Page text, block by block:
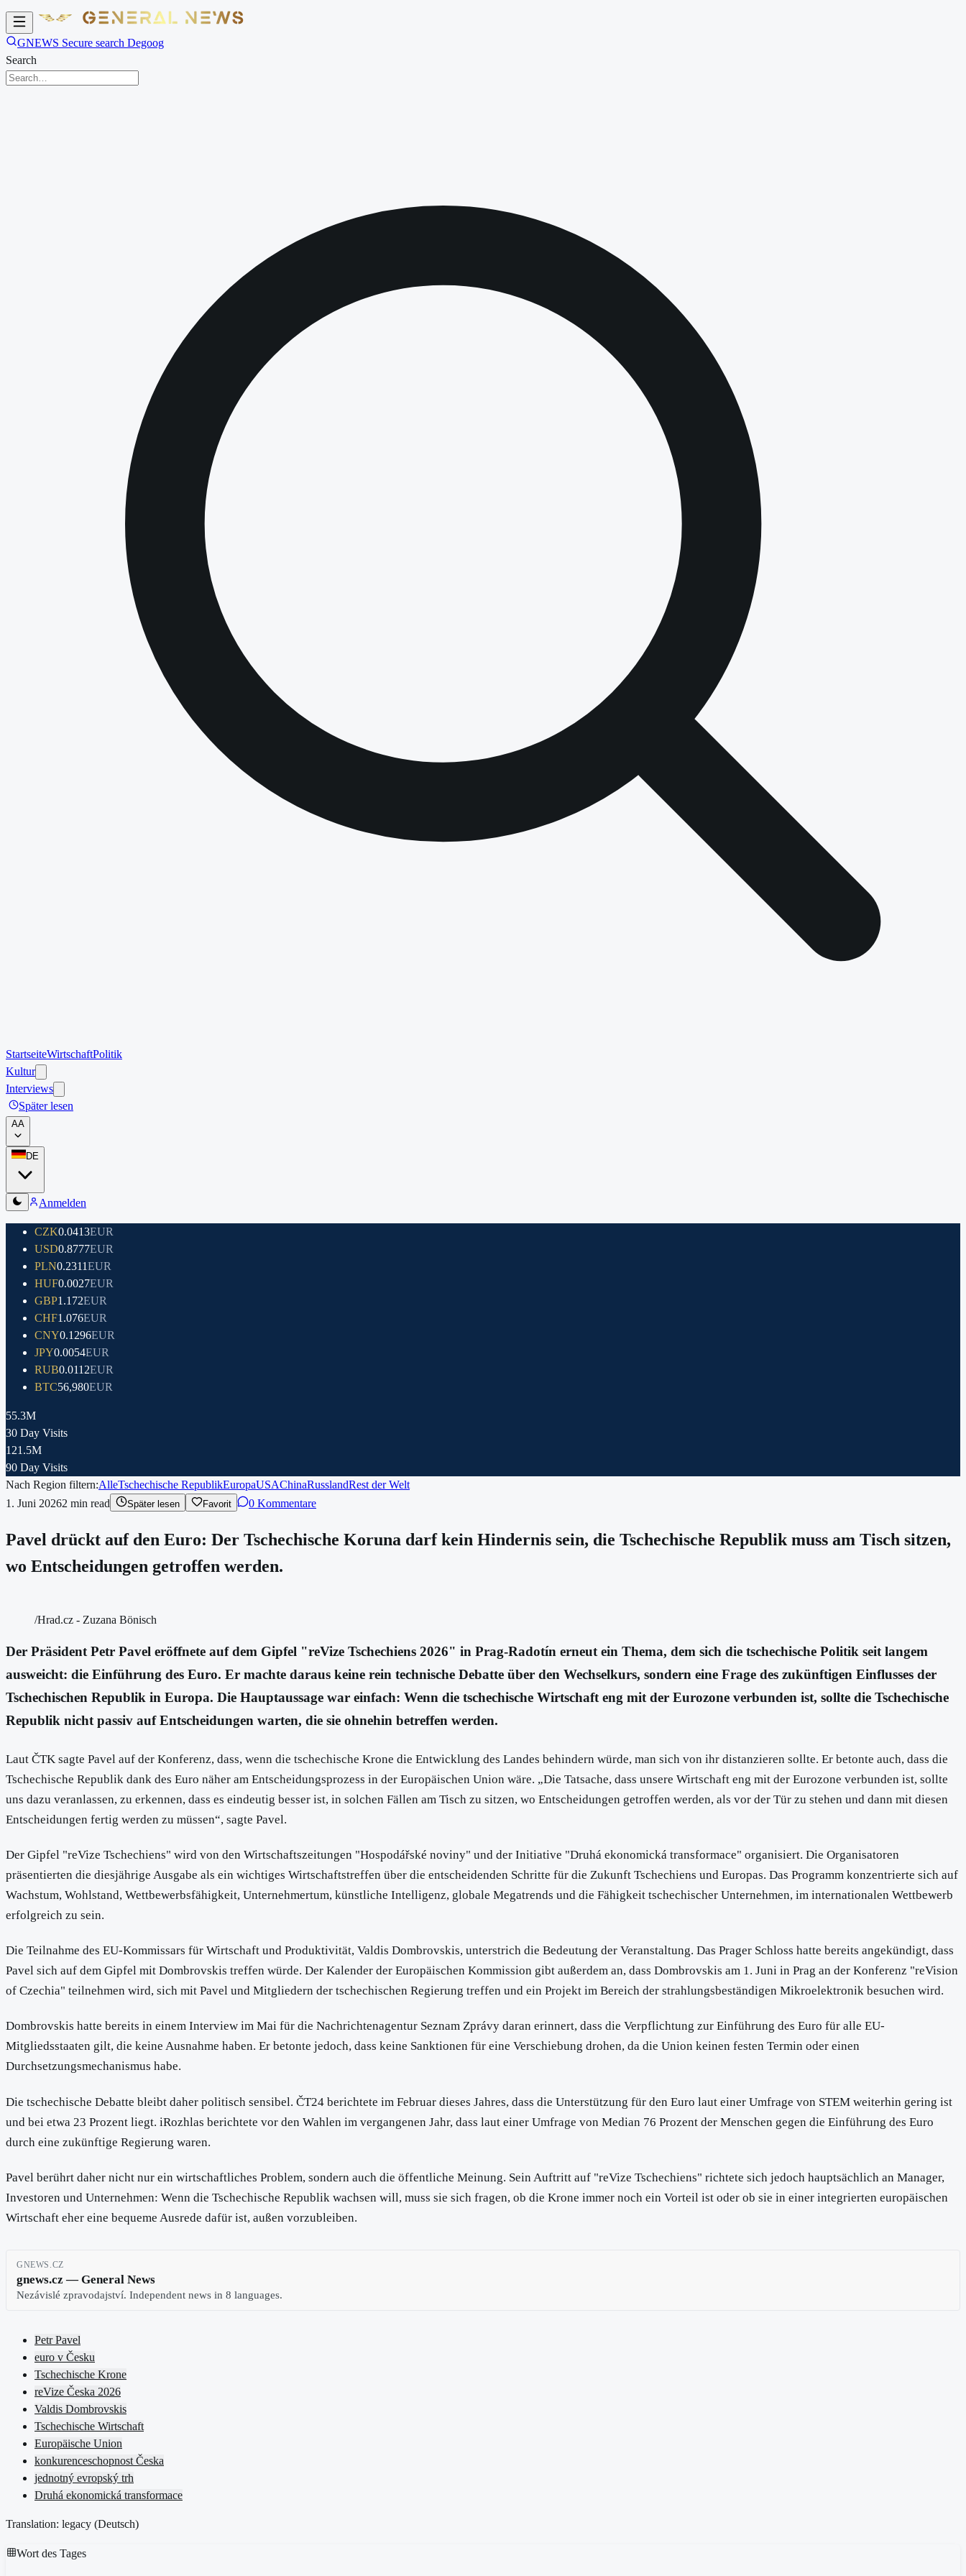
GNEWS Secure search Degoog
Search
StartseiteWirtschaftPolitik
Kultur
Interviews
Später lesen
AA
DE
Anmelden
CZK0.0413EUR
USD0.8777EUR
PLN0.2311EUR
HUF0.0027EUR
GBP1.172EUR
CHF1.076EUR
CNY0.1296EUR
JPY0.0054EUR
RUB0.0112EUR
BTC56,980EUR
55.3M
30 Day Visits
121.5M
90 Day Visits
Nach Region filtern:AlleTschechische RepublikEuropaUSAChinaRusslandRest der Welt
1. Juni 20262 min read Später lesen Favorit 0 Kommentare
Pavel drückt auf den Euro: Der Tschechische Koruna darf kein Hindernis sein, die Tschechische Republik muss am Tisch sitzen,
wo Entscheidungen getroffen werden.
/Hrad.cz - Zuzana Bönisch
Der Präsident Petr Pavel eröffnete auf dem Gipfel "reVize Tschechiens 2026" in Prag-Radotín erneut ein Thema, dem sich die tschechische Politik seit langem
ausweicht: die Einführung des Euro. Er machte daraus keine rein technische Debatte über den Wechselkurs, sondern eine Frage des zukünftigen Einflusses der
Tschechischen Republik in Europa. Die Hauptaussage war einfach: Wenn die tschechische Wirtschaft eng mit der Eurozone verbunden ist, sollte die Tschechische
Republik nicht passiv auf Entscheidungen warten, die sie ohnehin betreffen werden.
Laut ČTK sagte Pavel auf der Konferenz, dass, wenn die tschechische Krone die Entwicklung des Landes behindern würde, man sich von ihr distanzieren sollte. Er betonte auch, dass die
Tschechische Republik dank des Euro näher am Entscheidungsprozess in der Europäischen Union wäre. „Die Tatsache, dass unsere Wirtschaft eng mit der Eurozone verbunden ist, sollte
uns dazu veranlassen, zu erkennen, dass es eindeutig besser ist, in solchen Fällen am Tisch zu sitzen, wo Entscheidungen getroffen werden, als vor der Tür zu stehen und dann mit diesen
Entscheidungen fertig werden zu müssen“, sagte Pavel.
Der Gipfel "reVize Tschechiens" wird von den Wirtschaftszeitungen "Hospodářské noviny" und der Initiative "Druhá ekonomická transformace" organisiert. Die Organisatoren
präsentierten die diesjährige Ausgabe als ein wichtiges Wirtschaftstreffen über die entscheidenden Schritte für die Zukunft Tschechiens und Europas. Das Programm konzentrierte sich auf
Wachstum, Wohlstand, Wettbewerbsfähigkeit, Unternehmertum, künstliche Intelligenz, globale Megatrends und die Fähigkeit tschechischer Unternehmen, im internationalen Wettbewerb
erfolgreich zu sein.
Die Teilnahme des EU-Kommissars für Wirtschaft und Produktivität, Valdis Dombrovskis, unterstrich die Bedeutung der Veranstaltung. Das Prager Schloss hatte bereits angekündigt, dass
Pavel sich auf dem Gipfel mit Dombrovskis treffen würde. Der Kalender der Europäischen Kommission gibt außerdem an, dass Dombrovskis am 1. Juni in Prag an der Konferenz "reVision
of Czechia" teilnehmen wird, sich mit Pavel und Mitgliedern der tschechischen Regierung treffen und ein Projekt im Bereich der strahlungsbeständigen Mikroelektronik besuchen wird.
Dombrovskis hatte bereits in einem Interview im Mai für die Nachrichtenagentur Seznam Zprávy daran erinnert, dass die Verpflichtung zur Einführung des Euro für alle EU-
Mitgliedsstaaten gilt, die keine Ausnahme haben. Er betonte jedoch, dass keine Sanktionen für eine Verschiebung drohen, da die Union keinen festen Termin oder einen
Durchsetzungsmechanismus habe.
Die tschechische Debatte bleibt daher politisch sensibel. ČT24 berichtete im Februar dieses Jahres, dass die Unterstützung für den Euro laut einer Umfrage von STEM weiterhin gering ist
und bei etwa 23 Prozent liegt. iRozhlas berichtete vor den Wahlen im vergangenen Jahr, dass laut einer Umfrage von Median 76 Prozent der Menschen gegen die Einführung des Euro
durch eine zukünftige Regierung waren.
Pavel berührt daher nicht nur ein wirtschaftliches Problem, sondern auch die öffentliche Meinung. Sein Auftritt auf "reVize Tschechiens" richtete sich jedoch hauptsächlich an Manager,
Investoren und Unternehmen: Wenn die Tschechische Republik wachsen will, muss sie sich fragen, ob die Krone immer noch ein Vorteil ist oder ob sie in einer integrierten europäischen
Wirtschaft eher eine bequeme Ausrede dafür ist, außen vorzubleiben.
GNEWS.CZ
gnews.cz — General News
Nezávislé zpravodajství. Independent news in 8 languages.
Petr Pavel
euro v Česku
Tschechische Krone
reVize Česka 2026
Valdis Dombrovskis
Tschechische Wirtschaft
Europäische Union
konkurenceschopnost Česka
jednotný evropský trh
Druhá ekonomická transformace
Translation: legacy (Deutsch)
Wort des Tages